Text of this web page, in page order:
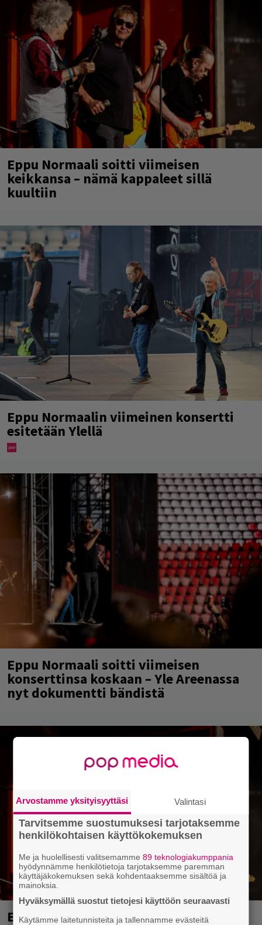
Eppu Normaali soitti viimeisen
keikkansa – nämä kappaleet sillä
kuultiin
Eppu Normaalin viimeinen konsertti
esitetään Ylellä
Eppu Normaali soitti viimeisen
konserttinsa koskaan – Yle Areenassa
nyt dokumentti bändistä
Eppu Normaalin viimeinen keikka
Arvostamme yksityisyyttäsi Valintasi
Tarvitsemme suostumuksesi tarjotaksemme
henkilökohtaisen käyttökokemuksen
Me ja huolellisesti valitsemamme89 teknologiakumppania
hyödynnämme henkilötietoja tarjotaksemme paremman
käyttäjäkokemuksen sekä kohdentaaksemme sisältöä ja
mainoksia.
Hyväksymällä suostut tietojesi käyttöön seuraavasti
Käytämme laitetunnisteita ja tallennamme evästeitä